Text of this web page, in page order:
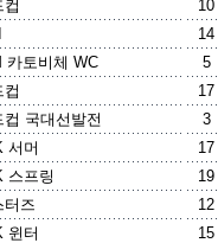
컵
10
14
카토비체 WC
5
컵
17
컵 국대선발전
3
서머
17
스프링
19
터즈
12
윈터
15